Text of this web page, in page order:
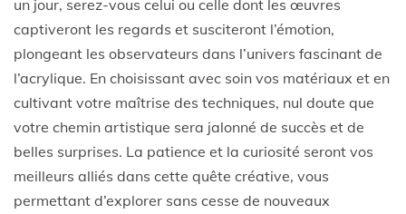
un jour, serez-vous celui ou celle dont les œuvres
captiveront les regards et susciteront l’émotion,
plongeant les observateurs dans l’univers fascinant de
l’acrylique. En choisissant avec soin vos matériaux et en
cultivant votre maîtrise des techniques, nul doute que
votre chemin artistique sera jalonné de succès et de
belles surprises. La patience et la curiosité seront vos
meilleurs alliés dans cette quête créative, vous
permettant d’explorer sans cesse de nouveaux